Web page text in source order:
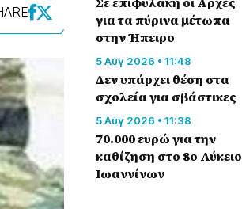
για τα πύρινα μέτωπα
στην Ήπειρο
5 Αύγ 2026 • 11:48
Δεν υπάρχει θέση στα
σχολεία για σβάστικες
5 Αύγ 2026 • 11:38
70.000 ευρώ για την
καθίζηση στο 8ο Λύκειο
Ιωαννίνων